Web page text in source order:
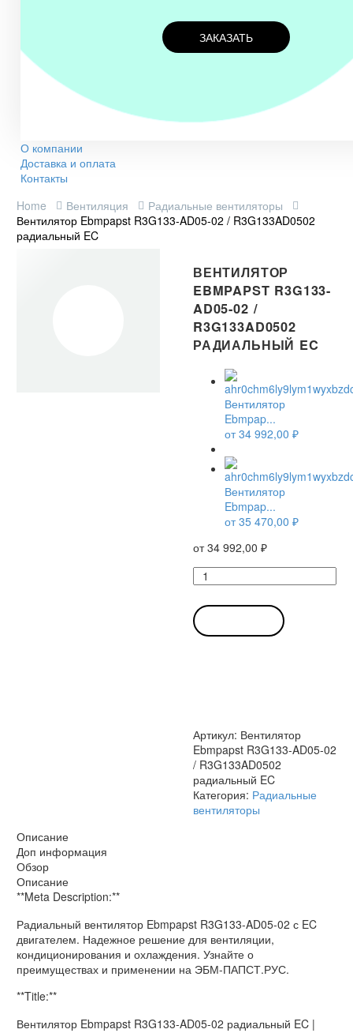
ЗАКАЗАТЬ
О компании
Доставка и оплата
Контакты
Home
Вентиляция
Радиальные вентиляторы
Вентилятор Ebmpapst R3G133-AD05-02 / R3G133AD0502
радиальный EC
ВЕНТИЛЯТОР
EBMPAPST R3G133-
AD05-02 /
R3G133AD0502
РАДИАЛЬНЫЙ EC
Вентилятор
Ebmpap...
от34 992,00 ₽
Вентилятор
Ebmpap...
от35 470,00 ₽
от34 992,00 ₽
Количество
товара
Вентилятор
Ebmpapst
R3G133-
Артикул: Вентилятор
Ebmpapst R3G133-AD05-02
/ R3G133AD0502
радиальный EC
Категория: Радиальные
вентиляторы
Описание
Доп информация
Обзор
Описание
**Meta Description:**
Радиальный вентилятор Ebmpapst R3G133-AD05-02 с EC
двигателем. Надежное решение для вентиляции,
кондиционирования и охлаждения. Узнайте о
преимуществах и применении на ЭБМ-ПАПСТ.РУС.
**Title:**
Вентилятор Ebmpapst R3G133-AD05-02 радиальный EC |